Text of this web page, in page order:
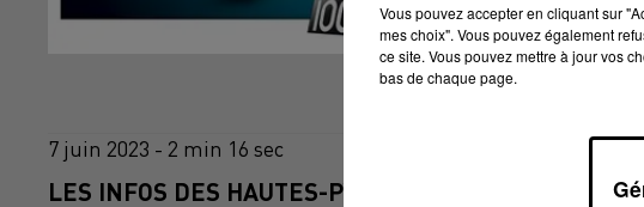
7 juin 2023 - 2 min 16 sec
LES INFOS DES HAUTES-PYRÉNÉES DU 07/06/2023
Vous pouvez accepter en cliquant sur
mes choix". Vous pouvez également
ce site. Vous pouvez mettre à jour vos
bas de chaque page.